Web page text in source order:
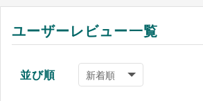
ユーザーレビュー一覧
並び順